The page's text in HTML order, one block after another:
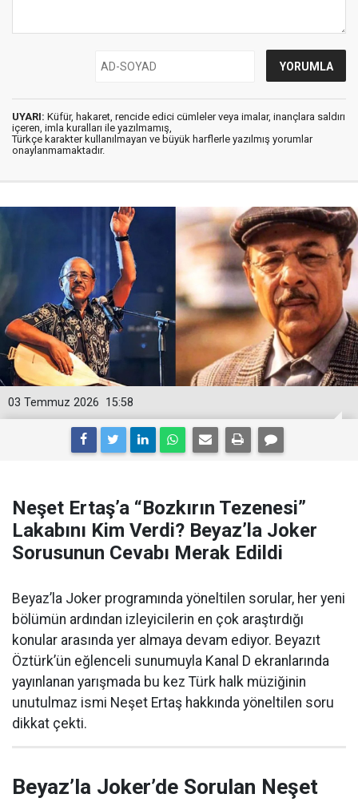
UYARI: Küfür, hakaret, rencide edici cümleler veya imalar, inançlara saldırı
içeren, imla kuralları ile yazılmamış,
Türkçe karakter kullanılmayan ve büyük harflerle yazılmış yorumlar
onaylanmamaktadır.
15:58
03 Temmuz 2026
Neşet Ertaş’a “Bozkırın Tezenesi”
Lakabını Kim Verdi? Beyaz’la Joker
Sorusunun Cevabı Merak Edildi
Beyaz’la Joker programında yöneltilen sorular, her yeni
bölümün ardından izleyicilerin en çok araştırdığı
konular arasında yer almaya devam ediyor. Beyazıt
Öztürk’ün eğlenceli sunumuyla Kanal D ekranlarında
yayınlanan yarışmada bu kez Türk halk müziğinin
unutulmaz ismi Neşet Ertaş hakkında yöneltilen soru
dikkat çekti.
Beyaz’la Joker’de Sorulan Neşet